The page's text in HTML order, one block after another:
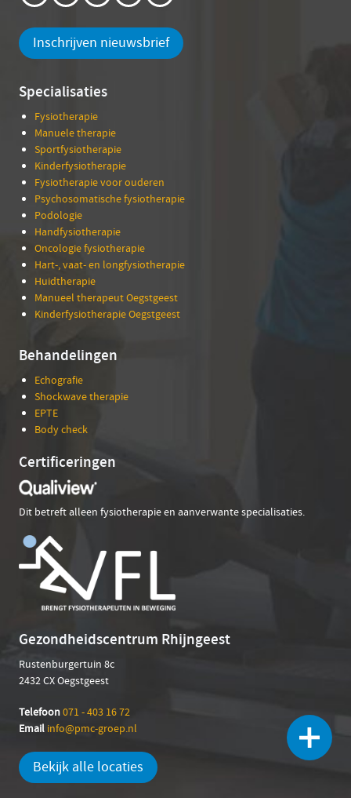
Inschrijven nieuwsbrief
Specialisaties
Fysiotherapie
Manuele therapie
Sportfysiotherapie
Kinderfysiotherapie
Fysiotherapie voor ouderen
Psychosomatische fysiotherapie
Podologie
Handfysiotherapie
Oncologie fysiotherapie
Hart-, vaat- en longfysiotherapie
Huidtherapie
Manueel therapeut Oegstgeest
Kinderfysiotherapie Oegstgeest
Behandelingen
Echografie
Shockwave therapie
EPTE
Body check
Certificeringen
Dit betreft alleen fysiotherapie en aanverwante specialisaties.
Gezondheidscentrum Rhijngeest
Rustenburgertuin 8c
2432 CX Oegstgeest
Telefoon071 - 403 16 72
Email info@pmc-groep.nl
Bekijk alle locaties